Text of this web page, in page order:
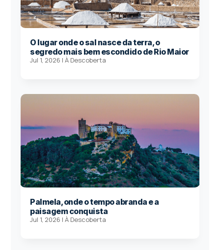
O lugar onde o sal nasce da terra, o
segredo mais bem escondido de Rio Maior
Jul 1, 2026 |À Descoberta
Palmela, onde o tempo abranda e a
paisagem conquista
Jul 1, 2026 |À Descoberta